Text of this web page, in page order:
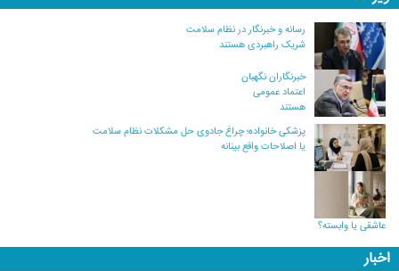
رسانه و خبرنگار در نظام سلامت
شریک راهبردی هستند
خبرنگاران نگهبان
اعتماد عمومی
هستند
پزشکی خانواده؛ چراغ جادوی حل مشکلات نظام سلامت
یا اصلاحات واقع بینانه
عاشقی یا وابسته؟
اخبار